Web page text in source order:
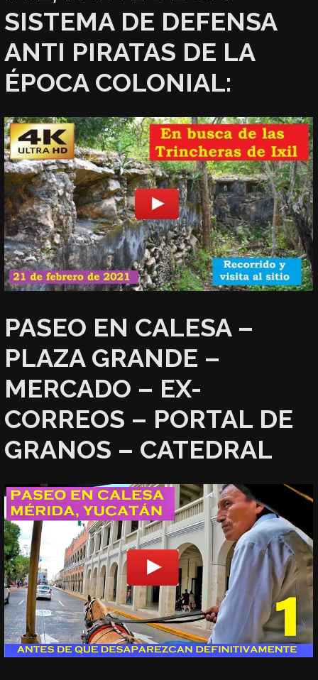
SISTEMA DE DEFENSA
ANTI PIRATAS DE LA
ÉPOCA COLONIAL:
PASEO EN CALESA –
PLAZA GRANDE –
MERCADO – EX-
CORREOS – PORTAL DE
GRANOS – CATEDRAL